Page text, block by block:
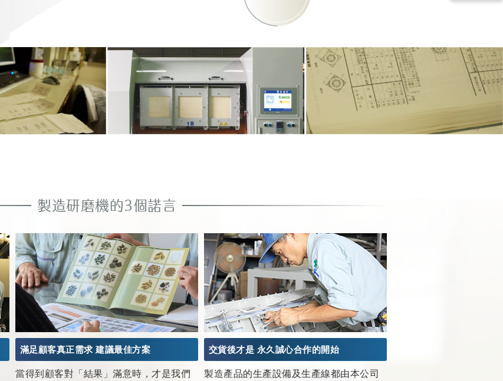
製造研磨機的3個諾言
滿足顧客真正需求 建議最佳方案
當得到顧客對「結果」滿意時，才是我們
交貨後才是 永久誠心合作的開始
製造產品的生產設備及生產線都由本公司